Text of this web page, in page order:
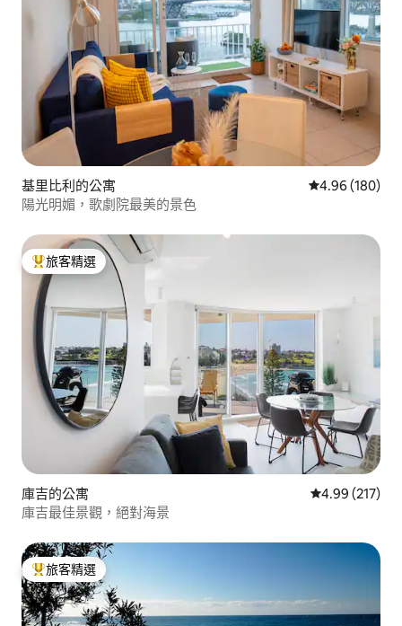
基里比利的公寓 從 180 則評價
4.96 (180)
陽光明媚，歌劇院最美的景色
旅客精選榜首
旅客精選
庫吉的公寓 從 217 則評價
4.99 (217)
庫吉最佳景觀，絕對海景
旅客精選榜首
旅客精選